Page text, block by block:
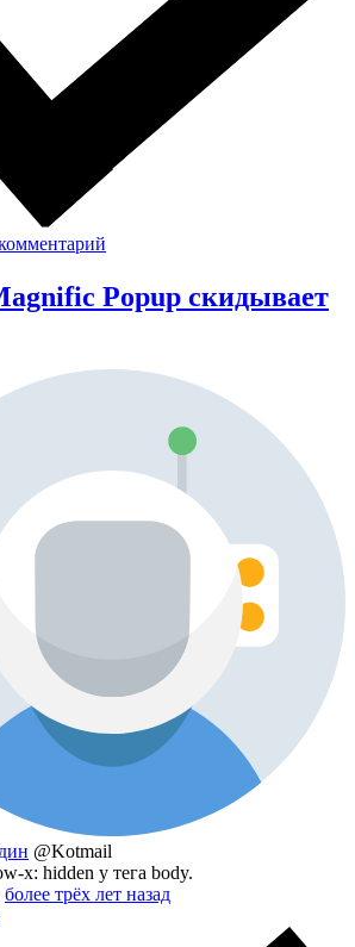
Popup скидывает
@Kotmail
x: hidden у тега body.
более трёх лет назад